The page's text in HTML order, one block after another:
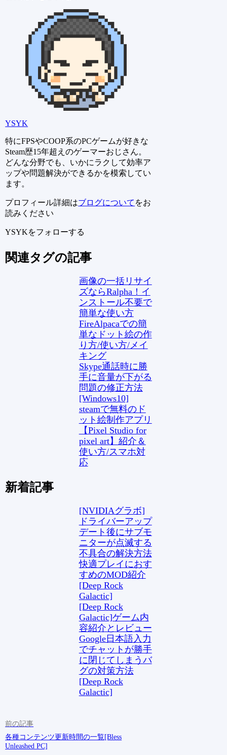
YSYK
特にFPSやCOOP系のPCゲームが好きな
Steam歴15年超えのゲーマーおじさん。
どんな分野でも、いかにラクして効率ア
ップや問題解決ができるかを模索してい
ます。
プロフィール詳細はブログについて をお
読みください
YSYKをフォローする
関連タグの記事
画像の一括リサイ
ズならRalpha！イ
ンストール不要で
簡単な使い方
FireAlpacaでの簡
単なドット絵の作
り方/使い方/メイ
キング
Skype通話時に勝
手に音量が下がる
問題の修正方法
[Windows10]
steamで無料のド
ット絵制作アプリ
【Pixel Studio for
pixel art】紹介＆
使い方/スマホ対
応
新着記事
[NVIDIAグラボ]
ドライバーアップ
デート後にサブモ
ニターが点滅する
不具合の解決方法
快適プレイにおす
すめのMOD紹介
[Deep Rock
Galactic]
[Deep Rock
Galactic]ゲーム内
容紹介とレビュー
Google日本語入力
でチャットが勝手
に閉じてしまうバ
グの対策方法
[Deep Rock
Galactic]
各種コンテンツ更新時間の一覧[Bless
Unleashed PC]